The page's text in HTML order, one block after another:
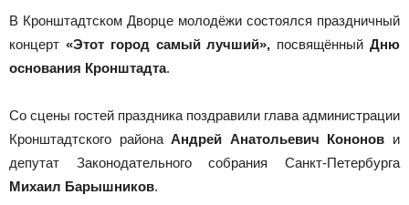
В Кронштадтском Дворце молодёжи состоялся праздничный
концерт «Этот город самый лучший», посвящённый Дню
основания Кронштадта.
Со сцены гостей праздника поздравили глава администрации
Кронштадтского районаАндрей Анатольевич Кононов и
депутат Законодательного собрания Санкт-Петербурга
Михаил Барышников.